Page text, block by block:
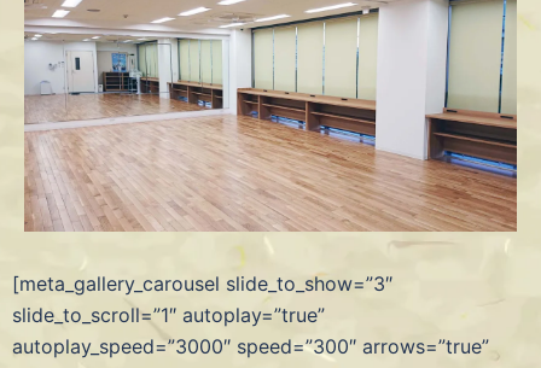
[meta_gallery_carousel slide_to_show=”3″
slide_to_scroll=”1″ autoplay=”true”
autoplay_speed=”3000″ speed=”300″ arrows=”true”